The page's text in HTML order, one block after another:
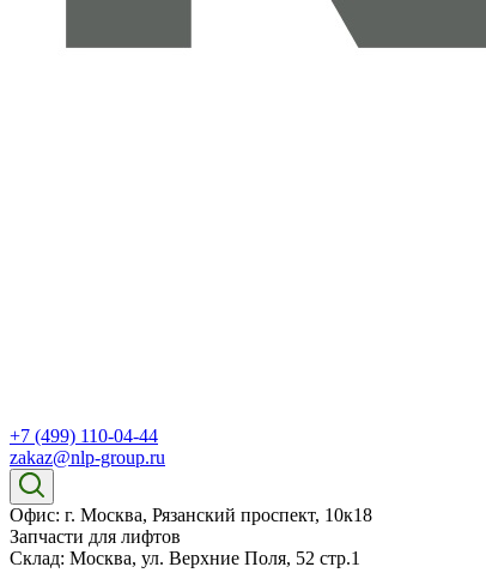
+7 (499) 110-04-44
zakaz@nlp-group.ru
Офис: г. Москва, Рязанский проспект, 10к18
Запчасти для лифтов
Склад: Москва, ул. Верхние Поля, 52 стр.1